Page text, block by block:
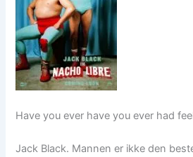
Have you ever have you ever had
Jack Black. Mannen er ikke den